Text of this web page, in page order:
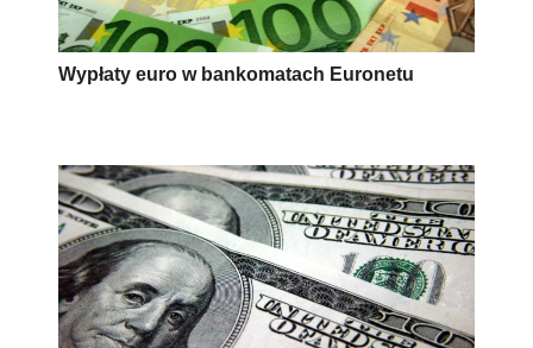
Wypłaty euro w bankomatach Euronetu